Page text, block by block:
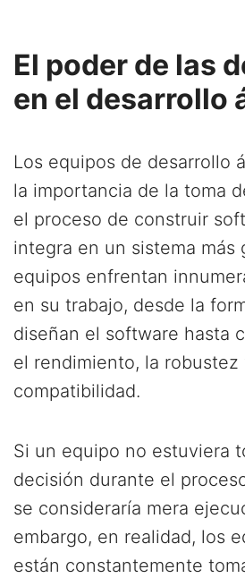
El poder de las
en el desarrollo
Los equipos de desarrollo
la importancia de la toma
el proceso de construir
integra en un sistema más
equipos enfrentan
en su trabajo, desde la
diseñan el software hasta
el rendimiento, la robustez
compatibilidad.
Si un equipo no estuviera
decisión durante el
se consideraría mera
embargo, en realidad, los
están constantemente